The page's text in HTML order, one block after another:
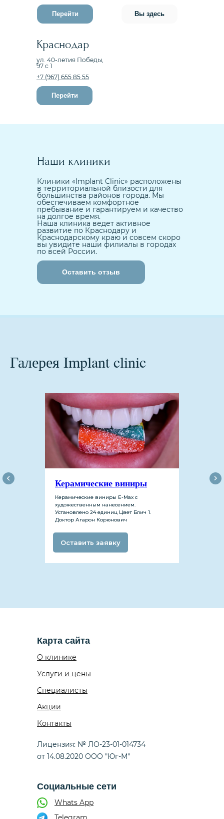
Перейти
Краснодар
ул. 40-летия Победы,
97 с 1
+7 (967) 655 85 55
Вы здесь
Перейти
Наши клиники
Клиники «Implant Clinic» расположены
в территориальной близости для
большинства районов города. Мы
обеспечиваем комфортное
пребывание и гарантируем и качество
на долгое время.
Наша клиника ведет активное
развитие по Краснодару и
Краснодарскому краю и совсем скоро
вы увидите наши филиалы в городах
по всей России.
Оставить отзыв
Галерея Implant clinic
Керамические виниры
Керамические виниры Е-Мах с
художественным нанесением.
Установлено 24 единиц Цвет Блич 1.
Доктор Агарон Корюнович
Оставить заявку
О клинике
Лицензия: № ЛО-23-01-014734
от 14.08.2020 ООО "Юг-М"
Специалисты
Услуги и цены
Акции
Контакты
Карта сайта
Социальные сети
Whats App